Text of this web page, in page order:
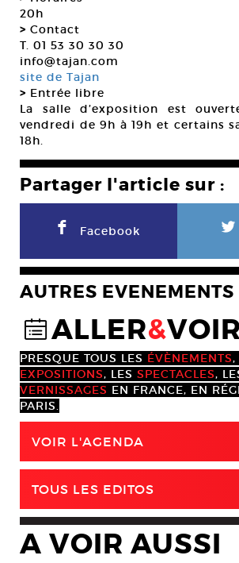
20h
> Contact
T. 01 53 30 30 30
info@tajan.com
site de Tajan
> Entrée libre
La salle d’exposition est
vendredi de 9h à 19h et certains
18h.
Partager l'article sur :
F Facebook L
AUTRES EVENEMENTS
@ALLER&VOIR
PRESQUE TOUS LES ÉVÈNEMENTS,
EXPOSITIONS, LES SPECTACLES,
VERNISSAGES EN FRANCE, EN
PARIS.
VOIR L'AGENDA
TOUS LES EDITOS
A VOIR AUSSI